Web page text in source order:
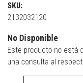
SKU:
2132032120
No Disponible
Este producto no está
una consulta al